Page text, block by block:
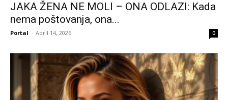
JAKA ŽENA NE MOLI – ONA ODLAZI: Kada
nema poštovanja, ona...
Portal - April 14, 2026 0